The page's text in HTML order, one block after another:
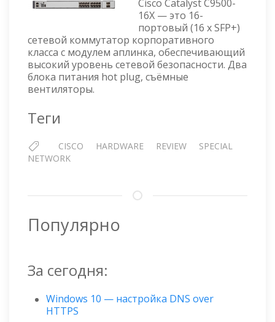
—
Cisco Catalyst C9500-
16X — это 16-
портовый (16 x SFP+)
сетевой коммутатор корпоративного
класса с модулем аплинка, обеспечивающий
высокий уровень сетевой безопасности. Два
блока питания hot plug, съёмные
вентиляторы.
Теги
CISCO HARDWARE REVIEW
SPECIAL
NETWORK
Популярно
За сегодня:
Windows 10 — настройка DNS over
HTTPS